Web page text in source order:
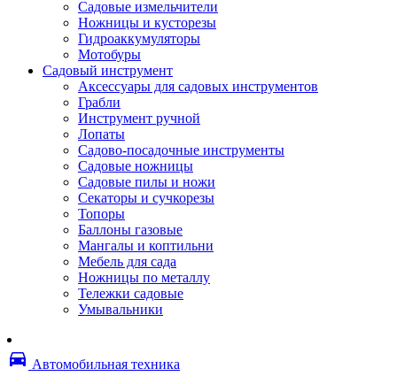
Фотобумага
Наклейки
Термобумага
Бумага для факса
Пленка для печати
Пленка для ламинирования
Материалы для заправки
Чернила и заправки
Фотобарабаны
Оригинальные расходные материалы
Для лазерных устройств печати
Матричные картриджи
Опции
Струйные картриджи
Термопленки
Картриджи лазерные, тонер-картриджи
Лазерные оригинальные
Снпч
Струйные оригинальные
Садовые измельчители
Ножницы и кусторезы
Гидроаккумуляторы
Мотобуры
Садовый инструмент
Аксессуары для садовых инструментов
Грабли
Инструмент ручной
Лопаты
Садово-посадочные инструменты
Садовые ножницы
Садовые пилы и ножи
Секаторы и сучкорезы
Топоры
Баллоны газовые
Мангалы и коптильни
Мебель для сада
Ножницы по металлу
Тележки садовые
Умывальники
directions_car Автомобильная техника